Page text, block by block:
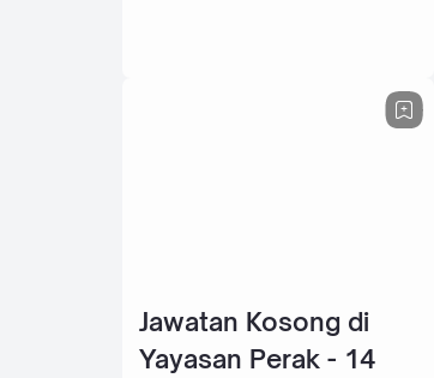
Jawatan Kosong di
Yayasan Perak - 14